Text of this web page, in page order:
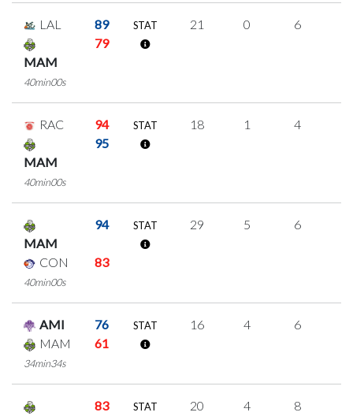
LAL 89
MAM
79
40min00s
STAT 21 0 6
RAC 94
MAM
95
40min00s
STAT 18 1 4
MAM
94
CON 83
40min00s
STAT 29 5 6
AMI
76
MAM
61
34min34s
STAT 16 4 6
83 STAT 20 4 8